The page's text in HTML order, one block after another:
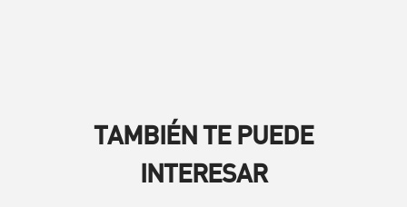
TAMBIÉN TE PUEDE
INTERESAR